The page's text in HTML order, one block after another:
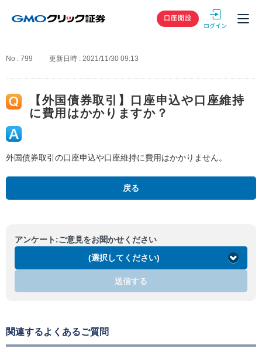
GMOクリック
口座開設
No : 799 更新日時 : 2021/11/30 09:13
【外国債券取引】口座申込や口座維持
に費用はかかりますか？
外国債券取引の口座申込や口座維持に費用はかかりません。
戻る
アンケート:ご意見をお聞かせください
(選択してください)
送信する
関連するよくあるご質問